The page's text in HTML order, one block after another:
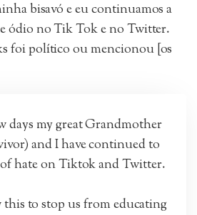
bisavó e eu continuamos a
ódio no Tik Tok e no Twitter.
foi político ou mencionou [os
days my great Grandmother
and I have continued to
of hate on Tiktok and Twitter.
to stop us from educating